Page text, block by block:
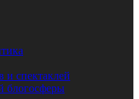
и спектаклей
блогосферы